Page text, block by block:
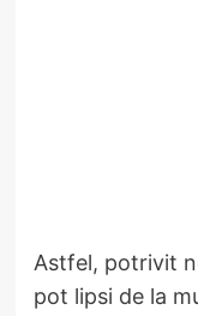
Astfel, potrivit
pot lipsi de la